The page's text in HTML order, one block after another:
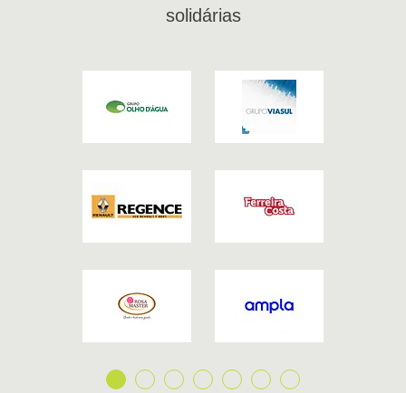
solidárias